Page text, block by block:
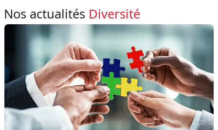
Nos actualités Diversité